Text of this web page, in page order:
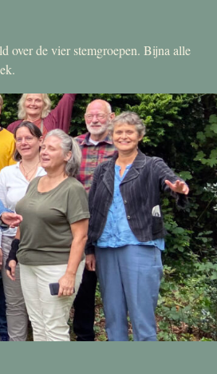
over de vier stemgroepen. Bijna alle